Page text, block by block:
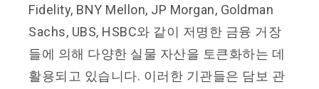
Fidelity, BNY Mellon, JP Morgan, Goldman
Sachs, UBS, HSBC와 같이 저명한 금융 거장
들에 의해 다양한 실물 자산을 토큰화하는 데
활용되고 있습니다. 이러한 기관들은 담보 관